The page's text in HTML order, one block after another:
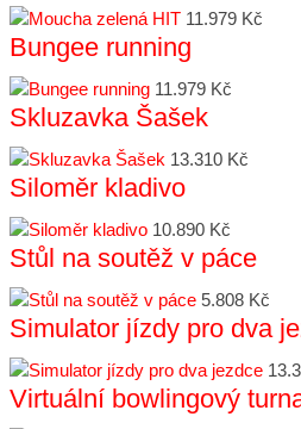
11.979 Kč
Bungee running
11.979 Kč
Skluzavka Šašek
13.310 Kč
Siloměr kladivo
10.890 Kč
Stůl na soutěž v páce
5.808 Kč
Simulator jízdy pro dva
Virtuální bowlingový